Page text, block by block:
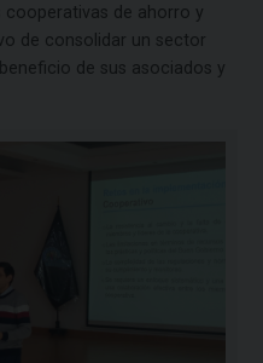
de ahorro y
de consolidar un sector
de sus asociados y